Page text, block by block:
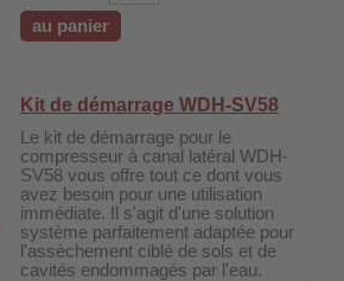
au panier
Kit de démarrage WDH-SV58
Le kit de démarrage pour le
compresseur à canal latéral WDH-
SV58 vous offre tout ce dont vous
avez besoin pour une utilisation
immédiate. Il s'agit d'une solution
système parfaitement adaptée pour
l'assèchement ciblé de sols et de
cavités endommagés par l'eau.